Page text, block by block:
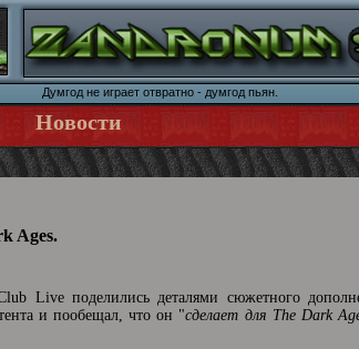
Думгод не играет отвратно - думгод пьян.
Новости
Ages.
Live поделились деталями сюжетного
и пообещал, что он "сделает для The Dark